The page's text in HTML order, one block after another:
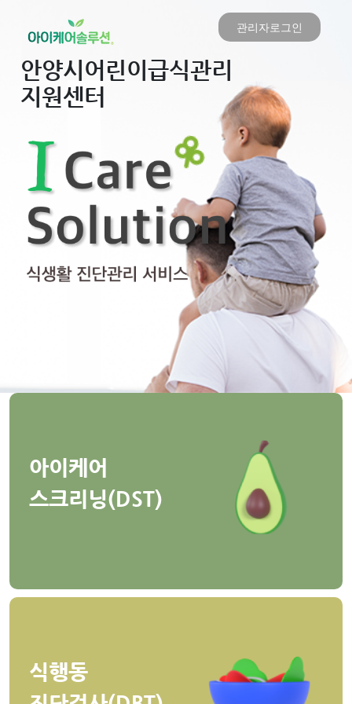
안양시어린이급식관리
지원센터
관리자로그인
아이케어
스크리닝(DST)
식행동